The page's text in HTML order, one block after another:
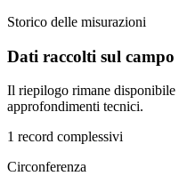
Storico delle misurazioni
Dati raccolti sul campo
Il riepilogo rimane disponibile
approfondimenti tecnici.
1 record complessivi
Circonferenza